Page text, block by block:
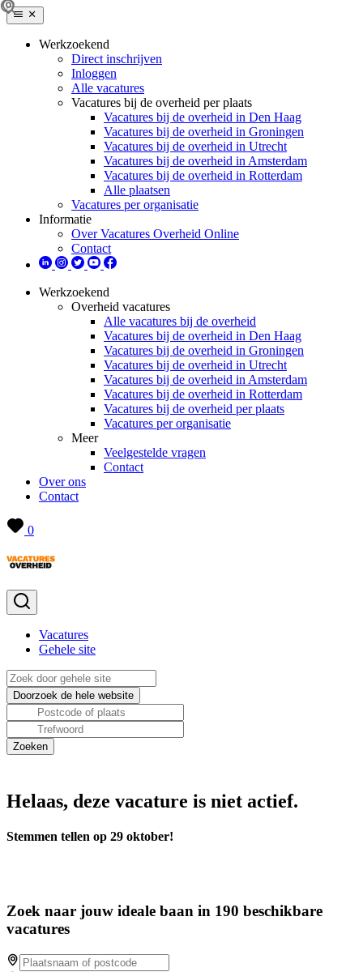
Werkzoekend
Direct inschrijven
Inloggen
Alle vacatures
Vacatures bij de overheid per plaats
Vacatures bij de overheid in Den Haag
Vacatures bij de overheid in Groningen
Vacatures bij de overheid in Utrecht
Vacatures bij de overheid in Amsterdam
Vacatures bij de overheid in Rotterdam
Alle plaatsen
Vacatures per organisatie
Informatie
Over Vacatures Overheid Online
Contact
Werkzoekend
Overheid vacatures
Alle vacatures bij de overheid
Vacatures bij de overheid in Den Haag
Vacatures bij de overheid in Groningen
Vacatures bij de overheid in Utrecht
Vacatures bij de overheid in Amsterdam
Vacatures bij de overheid in Rotterdam
Vacatures bij de overheid per plaats
Vacatures per organisatie
Meer
Veelgestelde vragen
Contact
Over ons
Contact
0
Vacatures
Gehele site
Helaas, deze vacature is niet actief.
Stemmen tellen op 29 oktober!
Zoek naar jouw ideale baan in 190 beschikbare
vacatures